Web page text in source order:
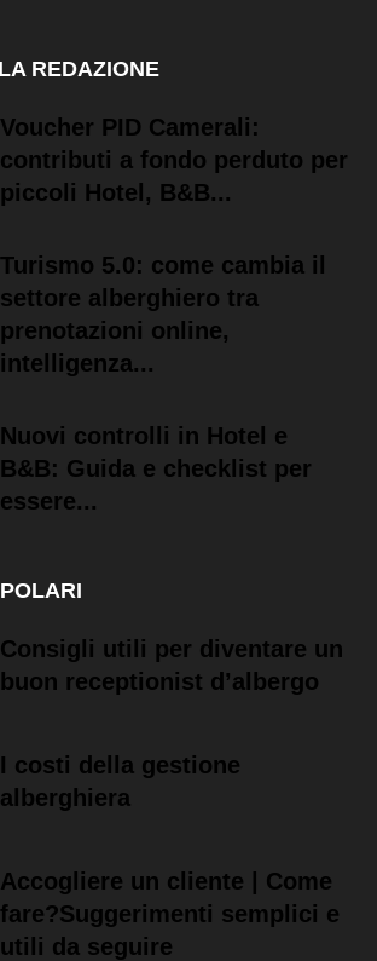
REDAZIONE
Voucher PID Camerali:
contributi a fondo perduto per
piccoli Hotel, B&B...
Turismo 5.0: come cambia il
settore alberghiero tra
prenotazioni online,
intelligenza...
Nuovi controlli in Hotel e
B&B: Guida e checklist per
essere...
Consigli utili per diventare un
buon receptionist d’albergo
I costi della gestione
alberghiera
Accogliere un cliente | Come
fare?Suggerimenti semplici e
utili da seguire